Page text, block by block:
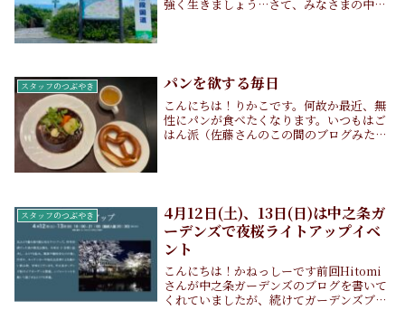
強く生きましょう…さて、みなさまの中に
スタッフのつぶやき パンを欲する毎日
こんにちは！りかこです。何故か最近、無
性にパンが食べたくなります。いつもはご
はん派（佐藤さんのこの間のブログみた
スタッフのつぶやき
4月12日(土)、13日(日)は中之条ガ
ーデンズで夜桜ライトアップイベ
ント
こんにちは！かねっしーです前回Hitomi
さんが中之条ガーデンズのブログを書いて
くれていましたが、続けてガーデンズブロ